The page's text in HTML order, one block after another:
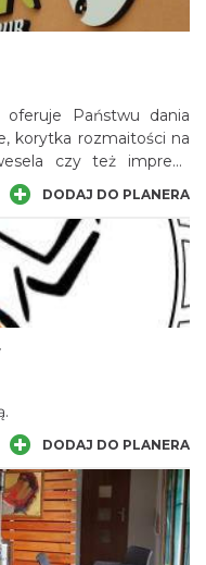
oferuje Państwu dania
korytka rozmaitości na
czy też imprezy
także dania
się również dania
spotkanie w gronie
Pub Solanka
Sprawdź
DODAJ DO PLANERA
DODAJ DO PLANERA